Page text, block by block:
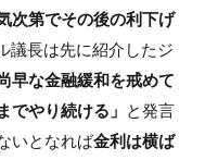
次第でその後の利下げ
議長は先に紹介したジ
早な金融緩和を戒めて
でやり続ける」 と発言
いとなれば金利は横ば